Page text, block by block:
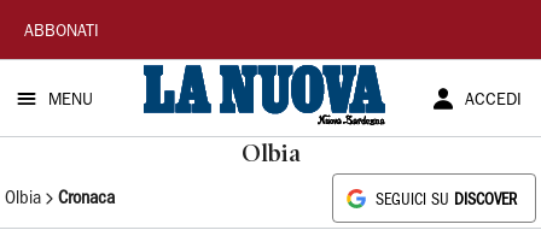
La
Nuova
Sardegna
ABBONATI
MENU ACCEDI
Olbia
Olbia Cronaca SEGUICI SU DISCOVER